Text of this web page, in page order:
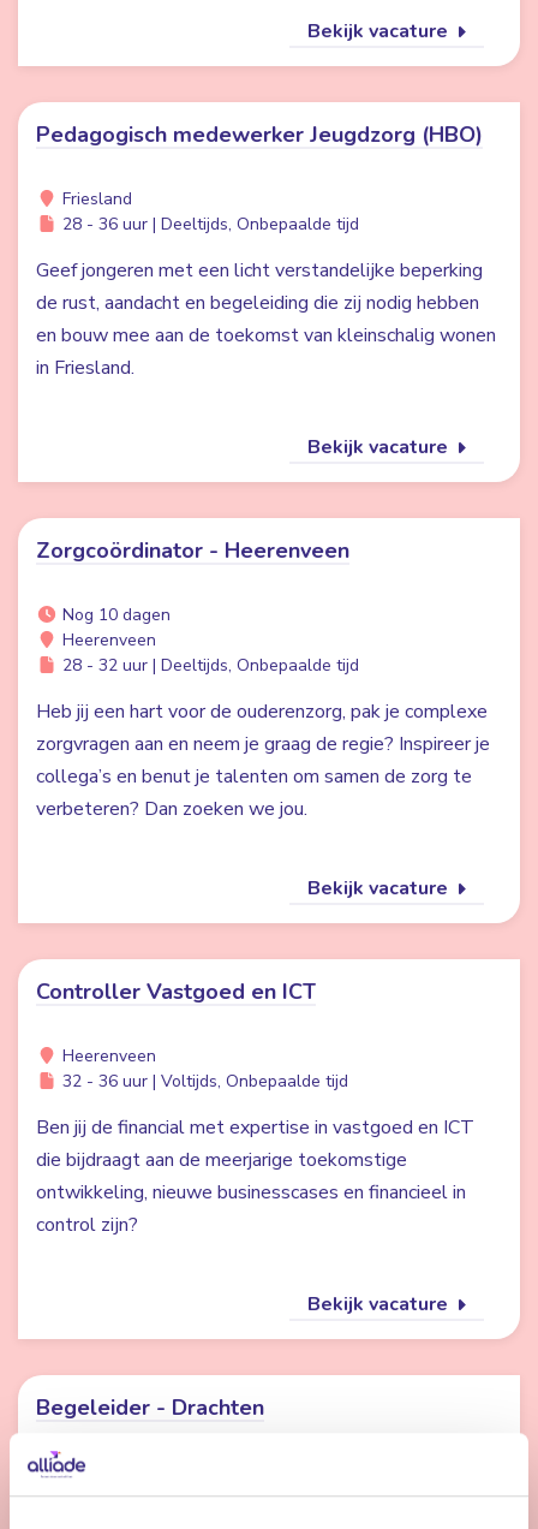
Bekijk vacature
Pedagogisch medewerker Jeugdzorg (HBO)
Friesland
28 - 36 uur | Deeltijds, Onbepaalde tijd
Geef jongeren met een licht verstandelijke beperking
de rust, aandacht en begeleiding die zij nodig hebben
en bouw mee aan de toekomst van kleinschalig wonen
in Friesland.
Bekijk vacature
Zorgcoördinator - Heerenveen
Nog 10 dagen
Heerenveen
28 - 32 uur | Deeltijds, Onbepaalde tijd
Heb jij een hart voor de ouderenzorg, pak je complexe
zorgvragen aan en neem je graag de regie? Inspireer je
collega’s en benut je talenten om samen de zorg te
verbeteren? Dan zoeken we jou.
Bekijk vacature
Controller Vastgoed en ICT
Heerenveen
32 - 36 uur | Voltijds, Onbepaalde tijd
Ben jij de financial met expertise in vastgoed en ICT
die bijdraagt aan de meerjarige toekomstige
ontwikkeling, nieuwe businesscases en financieel in
control zijn?
Bekijk vacature
Begeleider - Drachten
Drachten
24 - 32 uur | Deeltijds, Onbepaalde tijd